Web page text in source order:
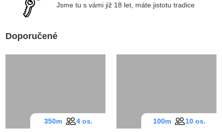
Jsme tu s vámi již 18 let, máte jistotu tradice
Doporučené
350m 4 os. 100m 10 os.